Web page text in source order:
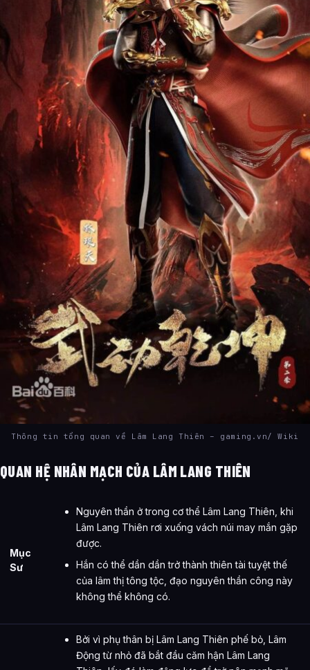
Thông tin tổng quan về Lâm Lang Thiên – gaming.vn/ Wiki
QUAN HỆ NHÂN MẠCH CỦA LÂM LANG THIÊN
Mục
Sư
Nguyên thần ở trong cơ thể Lâm Lang Thiên, khi
Lâm Lang Thiên rơi xuống vách núi may mắn gặp
được.
Hắn có thể dần dần trở thành thiên tài tuyệt thế
của lâm thị tông tộc, đạo nguyên thần công này
không thể không có.
Bởi vì phụ thân bị Lâm Lang Thiên phế bỏ, Lâm
Động từ nhỏ đã bắt đầu căm hận Lâm Lang